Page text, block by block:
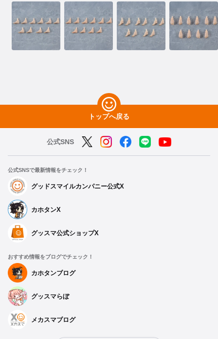
トップへ戻る
公式SNS
公式SNSで最新情報をチェック！
グッドスマイルカンパニー公式X
カホタンX
グッスマ公式ショップX
おすすめ情報をブログでチェック！
カホタンブログ
グッスマらぼ
メカスマブログ